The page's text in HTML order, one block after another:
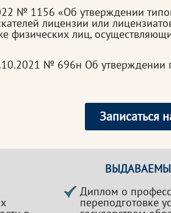
№ 1156 «Об утверждении
лицензии или
физических лиц,
№ 696н Об утверждении
Записаться
Диплом о
переподготовке